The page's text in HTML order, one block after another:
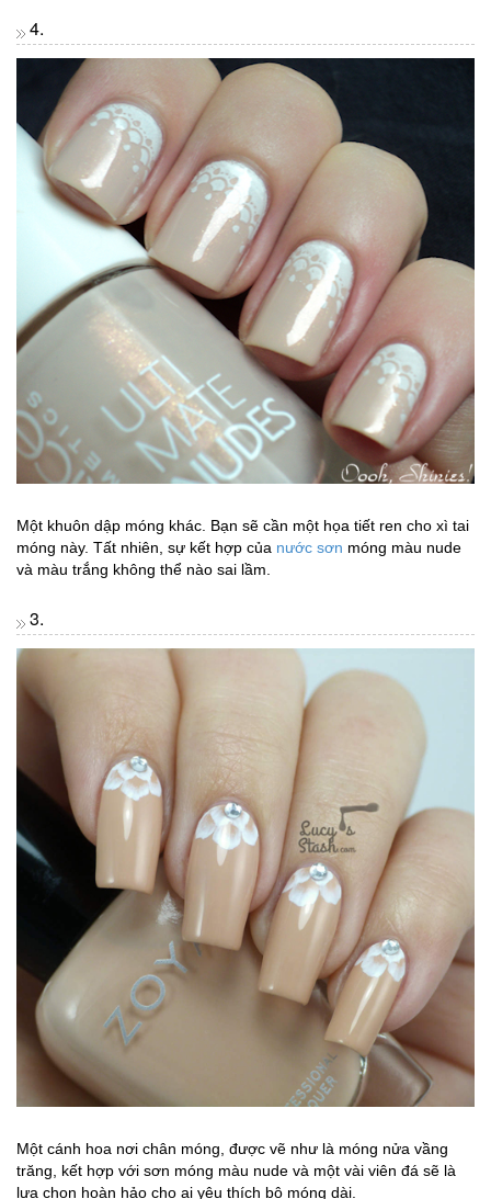
4.
Một khuôn dập móng khác. Bạn sẽ cần một họa tiết ren cho xì tai
móng này. Tất nhiên, sự kết hợp của nước sơn móng màu nude
và màu trắng không thể nào sai lầm.
3.
Một cánh hoa nơi chân móng, được vẽ như là móng nửa vầng
trăng, kết hợp với sơn móng màu nude và một vài viên đá sẽ là
lựa chọn hoàn hảo cho ai yêu thích bộ móng dài.